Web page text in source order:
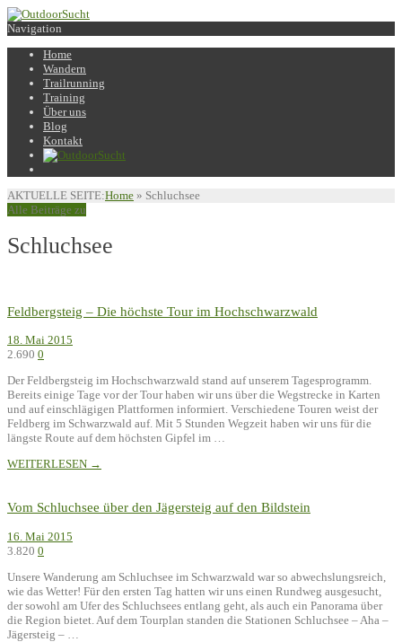
Navigation
Home
Wandern
Trailrunning
Training
Über uns
Blog
Kontakt
AKTUELLE SEITE:Home » Schluchsee
Alle Beiträge zu
Schluchsee
Feldbergsteig – Die höchste Tour im Hochschwarzwald
18. Mai 2015
2.690 0
Der Feldbergsteig im Hochschwarzwald stand auf unserem Tagesprogramm.
Bereits einige Tage vor der Tour haben wir uns über die Wegstrecke in Karten
und auf einschlägigen Plattformen informiert. Verschiedene Touren weist der
Feldberg im Schwarzwald auf. Mit 5 Stunden Wegzeit haben wir uns für die
längste Route auf dem höchsten Gipfel im …
WEITERLESEN →
Vom Schluchsee über den Jägersteig auf den Bildstein
16. Mai 2015
3.820 0
Unsere Wanderung am Schluchsee im Schwarzwald war so abwechslungsreich,
wie das Wetter! Für den ersten Tag hatten wir uns einen Rundweg ausgesucht,
der sowohl am Ufer des Schluchsees entlang geht, als auch ein Panorama über
die Region bietet. Auf dem Tourplan standen die Stationen Schluchsee – Aha –
Jägersteig – …